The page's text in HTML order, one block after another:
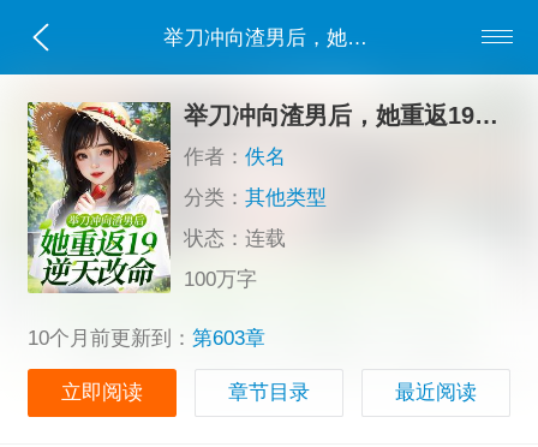
举刀冲向渣男后，她重返19逆天改命
举刀冲向渣男后，她重返19逆天改命
作者：佚名
分类：其他类型
状态：连载
100万字
10个月前更新到： 第603章
立即阅读 章节目录 最近阅读